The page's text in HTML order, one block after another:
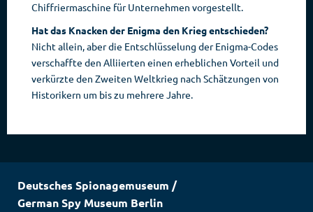
Chiffriermaschine für Unternehmen vorgestellt.
Hat das Knacken der Enigma den Krieg entschieden?
Nicht allein, aber die Entschlüsselung der Enigma-Codes
verschaffte den Alliierten einen erheblichen Vorteil und
verkürzte den Zweiten Weltkrieg nach Schätzungen von
Historikern um bis zu mehrere Jahre.
Deutsches Spionagemuseum /
German Spy Museum Berlin